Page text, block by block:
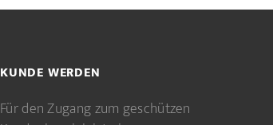
KUNDE WERDEN
Für den Zugang zum geschützen